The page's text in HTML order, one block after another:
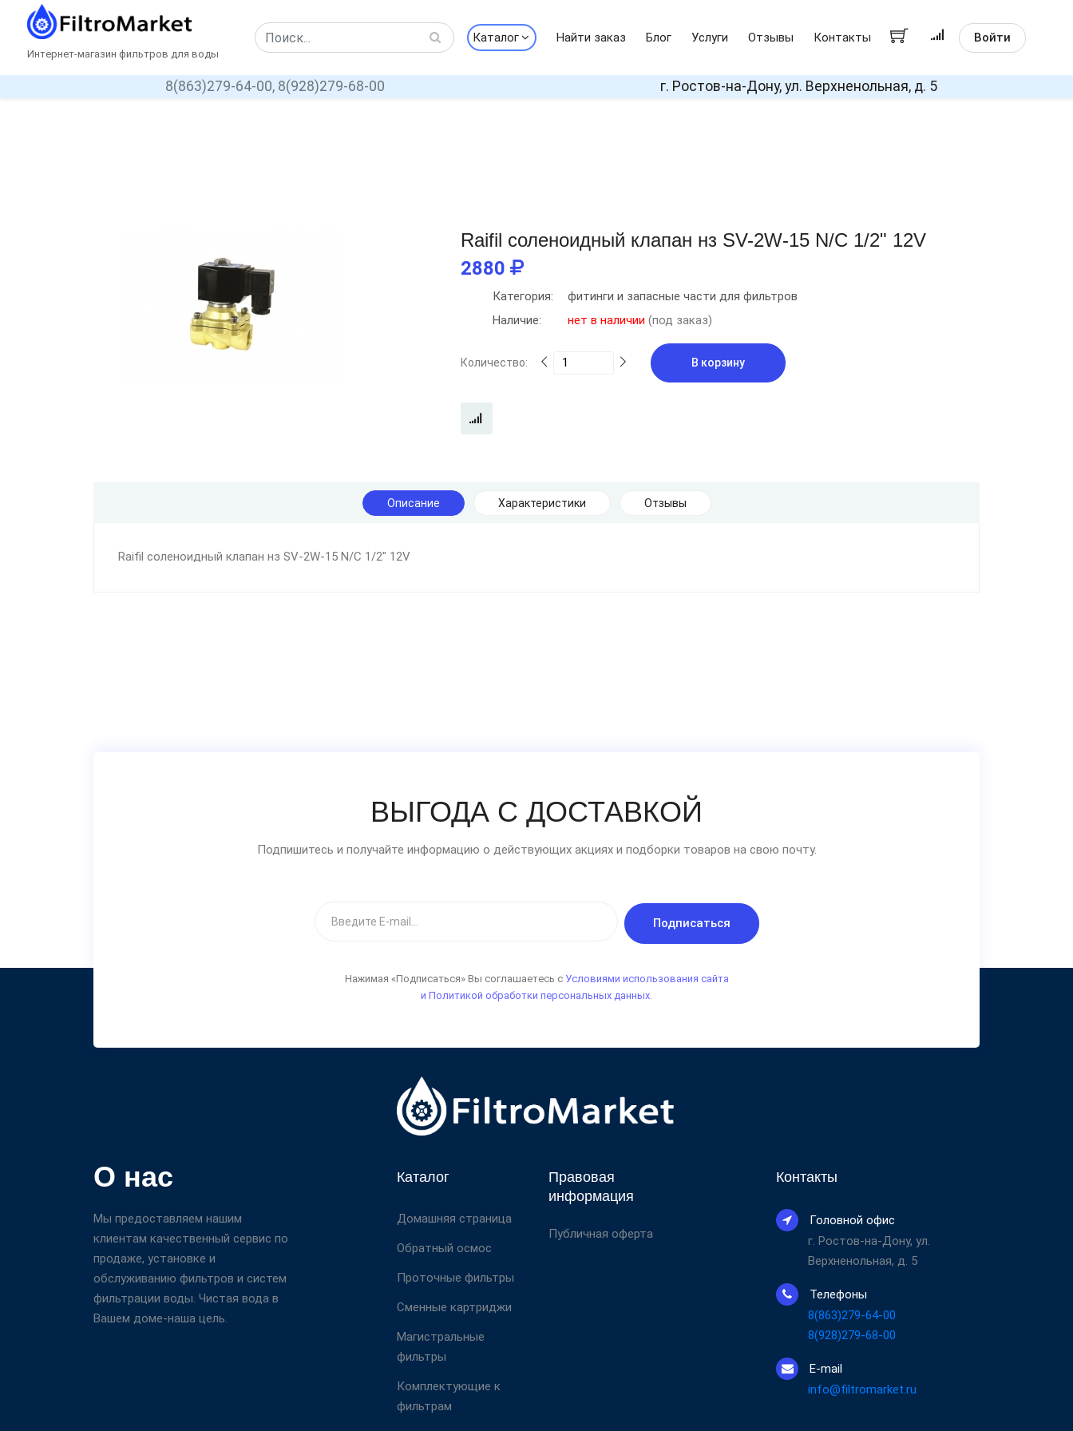
Интернет-магазин фильтров для воды
Каталог Найти заказ Блог Услуги Отзывы Контакты Войти
8(863)279-64-00, 8(928)279-68-00 г. Ростов-на-Дону, ул. Верхненольная, д. 5
Raifil соленоидный клапан нз SV-2W-15 N/C 1/2" 12V
2880
Категория:
фитинги и запасные части для фильтров
Наличие:
нет в наличии (под заказ)
Количество: В корзину
Описание Характеристики Отзывы
Raifil соленоидный клапан нз SV-2W-15 N/C 1/2" 12V
ВЫГОДА С ДОСТАВКОЙ
Подпишитесь и получайте информацию о действующих акциях и подборки товаров на свою почту.
Подписаться
Нажимая «Подписаться» Вы соглашаетесь с Условиями использования сайта
и Политикой обработки персональных данных.
О нас
Мы предоставляем нашим
клиентам качественный сервис по
продаже, установке и
обслуживанию фильтров и систем
фильтрации воды. Чистая вода в
Вашем доме-наша цель.
Каталог
Домашняя страница
Обратный осмос
Проточные фильтры
Сменные картриджи
Магистральные
фильтры
Комплектующие к
фильтрам
Правовая
информация
Публичная оферта
Контакты
Головной офис
г. Ростов-на-Дону, ул.
Верхненольная, д. 5
Телефоны
8(863)279-64-00
8(928)279-68-00
E-mail
info@filtromarket.ru